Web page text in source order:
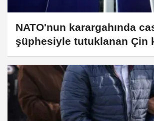
NATO'nun karargahında
şüphesiyle tutuklanan Çin
stajyer karara itiraz etti